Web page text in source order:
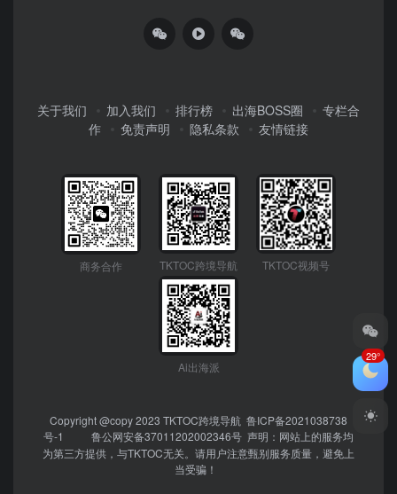
关于我们 加入我们 排行榜 出海BOSS圈
专栏合
作
免责声明 隐私条款 友情链接
商务合作 TKTOC跨境导航 TKTOC视频号
Ai出海派
Copyright @copy 2023 TKTOC跨境导航 鲁ICP备2021038738
号-1
鲁公网安备37011202002346号 声明：网站上的服务均
为第三方提供，与TKTOC无关。请用户注意甄别服务质量，避免上
当受骗！
29°